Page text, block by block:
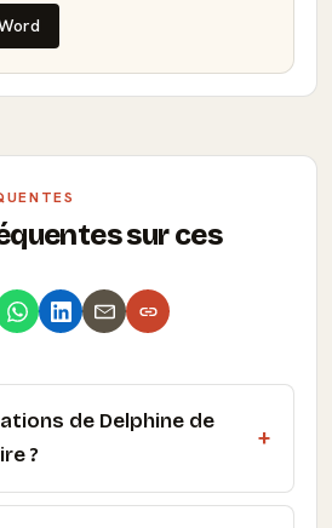
sur ces
de Delphine de
?